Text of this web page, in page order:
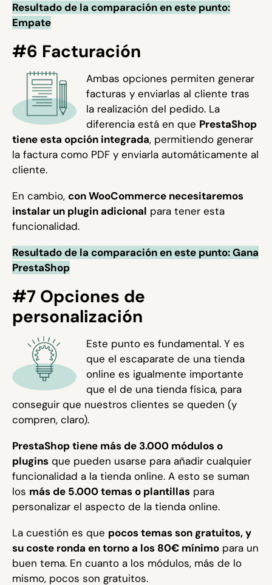
Resultado de la comparación en este punto:
Empate
#6 Facturación
Ambas opciones permiten generar
facturas y enviarlas al cliente tras
la realización del pedido. La
diferencia está en que PrestaShop
tiene esta opción integrada, permitiendo generar
la factura como PDF y enviarla automáticamente al
cliente.
En cambio, con WooCommerce necesitaremos
instalar un plugin adicional para tener esta
funcionalidad.
Resultado de la comparación en este punto: Gana
PrestaShop
#7 Opciones de
personalización
Este punto es fundamental. Y es
que el escaparate de una tienda
online es igualmente importante
que el de una tienda física, para
conseguir que nuestros clientes se queden (y
compren, claro).
PrestaShop tiene más de 3.000 módulos o
plugins que pueden usarse para añadir cualquier
funcionalidad a la tienda online. A esto se suman
los más de 5.000 temas o plantillas para
personalizar el aspecto de la tienda online.
La cuestión es que pocos temas son gratuitos, y
su coste ronda en torno a los 80€ mínimo para un
buen tema. En cuanto a los módulos, más de lo
mismo, pocos son gratuitos.